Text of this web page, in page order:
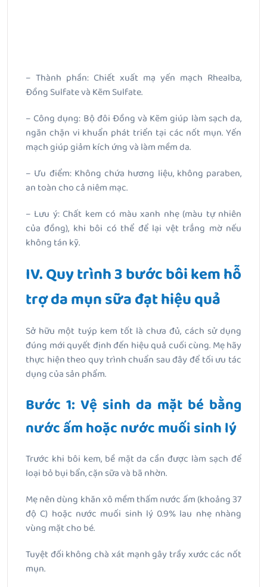
– Thành phần: Chiết xuất mạ yến mạch Rhealba,
Đồng Sulfate và Kẽm Sulfate.
– Công dụng: Bộ đôi Đồng và Kẽm giúp làm sạch da,
ngăn chặn vi khuẩn phát triển tại các nốt mụn. Yến
mạch giúp giảm kích ứng và làm mềm da.
– Ưu điểm: Không chứa hương liệu, không paraben,
an toàn cho cả niêm mạc.
– Lưu ý: Chất kem có màu xanh nhẹ (màu tự nhiên
của đồng), khi bôi có thể để lại vệt trắng mờ nếu
không tán kỹ.
IV. Quy trình 3 bước bôi kem hỗ
trợ da mụn sữa đạt hiệu quả
Sở hữu một tuýp kem tốt là chưa đủ, cách sử dụng
đúng mới quyết định đến hiệu quả cuối cùng. Mẹ hãy
thực hiện theo quy trình chuẩn sau đây để tối ưu tác
dụng của sản phẩm.
Bước 1: Vệ sinh da mặt bé bằng
nước ấm hoặc nước muối sinh lý
Trước khi bôi kem, bề mặt da cần được làm sạch để
loại bỏ bụi bẩn, cặn sữa và bã nhờn.
Mẹ nên dùng khăn xô mềm thấm nước ấm (khoảng 37
độ C) hoặc nước muối sinh lý 0.9% lau nhẹ nhàng
vùng mặt cho bé.
Tuyệt đối không chà xát mạnh gây trầy xước các nốt
mụn.